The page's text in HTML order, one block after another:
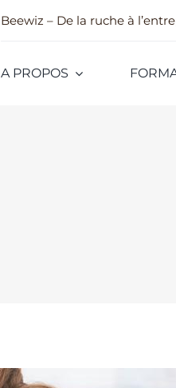
Beewiz – De la ruche à
A PROPOS